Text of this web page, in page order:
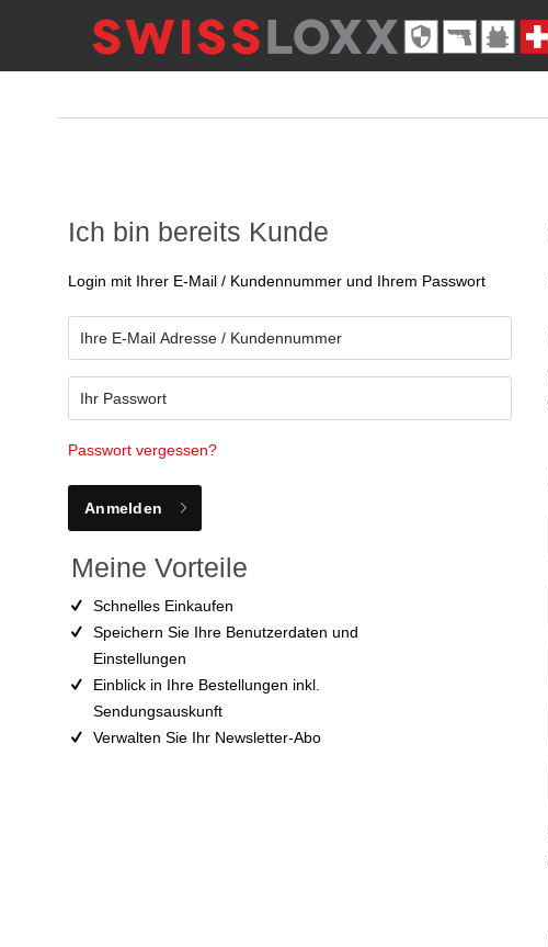
Ich bin bereits Kunde
Login mit Ihrer E-Mail / Kundennummer und Ihrem Passwort
Passwort vergessen?
Anmelden
Meine Vorteile
Schnelles Einkaufen
Speichern Sie Ihre Benutzerdaten und
Einstellungen
Einblick in Ihre Bestellungen inkl.
Sendungsauskunft
Verwalten Sie Ihr Newsletter-Abo